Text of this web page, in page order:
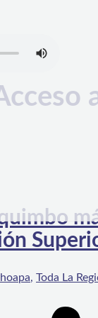
, Toda La